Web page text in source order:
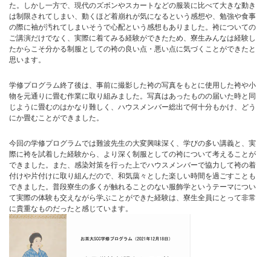
た。しかし一方で、現代のズボンやスカートなどの服装に比べて大きな動き
は制限されてしまい、動くほど着崩れが気になるという感想や、勉強や食事
の際に袖が汚れてしまいそうで心配という感想もありました。袴についての
ご講演だけでなく、実際に着てみる経験ができたため、寮生みんなは経験し
たからこそ分かる制服としての袴の良い点・悪い点に気づくことができたと
思います。
学修プログラム終了後は、事前に撮影した袴の写真をもとに使用した袴や小
物を元通りに畳む作業に取り組みました。写真はあったものの届いた時と同
じように畳むのはかなり難しく、ハウスメンバー総出で何十分もかけ、どう
にか畳むことができました。
今回の学修プログラムでは難波先生の大変興味深く、学びの多い講義と、実
際に袴を試着した経験から、より深く制服としての袴について考えることが
できました。また、感染対策を行った上でハウスメンバーで協力して袴の着
付けや片付けに取り組んだので、和気藹々とした楽しい時間を過ごすことも
できました。普段寮生の多くが触れることのない服飾学というテーマについ
て実際の体験も交えながら学ぶことができた経験は、寮生全員にとって非常
に貴重なものだったと感じています。